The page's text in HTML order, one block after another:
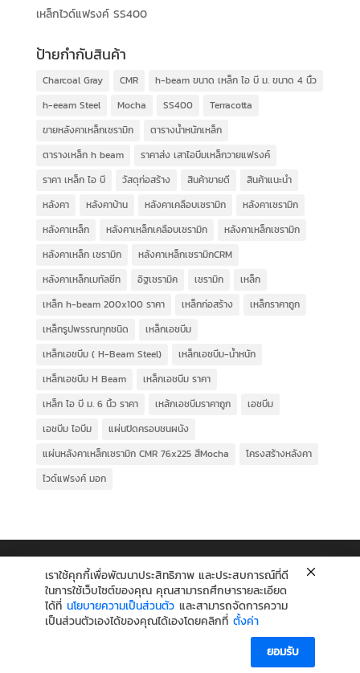
เหล็กไวด์แฟรงค์ SS400
ป้ายกำกับสินค้า
Charcoal Gray CMR
h-beam ขนาด เหล็ก ไอ บี ม. ขนาด 4 นิ้ว
h-eeam Steel
Mocha SS400
Terracotta
ขายหลังคาเหล็กเซรามิก
ตารางน้ำหนักเหล็ก
ตารางเหล็ก h beam
ราคาส่ง เสาไอบีมเหล็กวายแฟรงค์
ราคา เหล็ก ไอ บี
วัสดุก่อสร้าง สินค้าขายดี
สินค้าแนะนำ
หลังคา
หลังคาบ้าน หลังคาเคลือบเซรามิก
หลังคาเซรามิก
หลังคาเหล็ก
หลังคาเหล็กเคลือบเซรามิก
หลังคาเหล็กเซรามิก
หลังคาเหล็ก เซรามิก
หลังคาเหล็กเซรามิกCRM
หลังคาเหล็กเมทัลชีท
อิฐเซรามิค เซรามิก
เหล็ก
เหล็ก h-beam 200x100 ราคา
เหล็กก่อสร้าง
เหล็กราคาถูก
เหล็กรูปพรรณทุกชนิด
เหล็กเอชบีม
เหล็กเอชบีม ( H-Beam Steel)
เหล็กเอชบีม-น้ำหนัก
เหล็กเอชบีม H Beam
เหล็กเอชบีม ราคา
เหล็ก ไอ บี ม. 6 นิ้ว ราคา
เหล้กเอชบีมราคาถูก
เอชบีม
เอชบีม ไอบีม
แผ่นปิดครอบชนผนัง
แผ่นหลังคาเหล็กเซรามิก CMR 76x225 สีMocha
โครงสร้างหลังคา
ไวด์แฟรงค์ มอก
เราใช้คุกกี้เพื่อพัฒนาประสิทธิภาพ และประสบการณ์ที่ดี
ในการใช้เว็บไซต์ของคุณ คุณสามารถศึกษารายละเอียด
ได้ที่ นโยบายความเป็นส่วนตัว และสามารถจัดการความ
เป็นส่วนตัวเองได้ของคุณได้เองโดยคลิกที่ ตั้งค่า
ยอมรับ